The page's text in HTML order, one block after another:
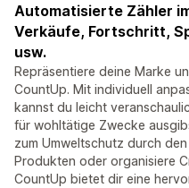
Automatisierte Zähler
Verkäufe, Fortschritt,
usw.
Repräsentiere deine Marke
CountUp. Mit individuell
kannst du leicht
für wohltätige Zwecke
zum Umweltschutz durch
Produkten oder organisiere
CountUp bietet dir eine